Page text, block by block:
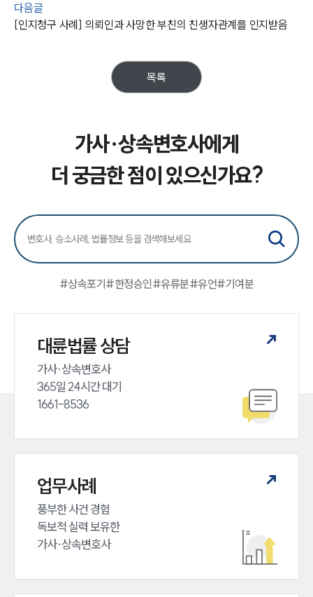
소식/자료
법률 블로그
법률서식
뉴스레터/브로슈어
세미나
대륜법률상담예약
대륜법률상담예약
다음글
[인지청구 사례] 의뢰인과 사망한 부친의 친생자관계를 인지받음
목록
가사·상속변호사에게
더 궁금한 점이 있으신가요?
#상속포기 #한정승인#유류분#유언#기여분
대륜법률 상담
가사·상속변호사
365일 24시간 대기
1661-8536
업무사례
풍부한 사건 경험
독보적 실력 보유한
가사·상속변호사